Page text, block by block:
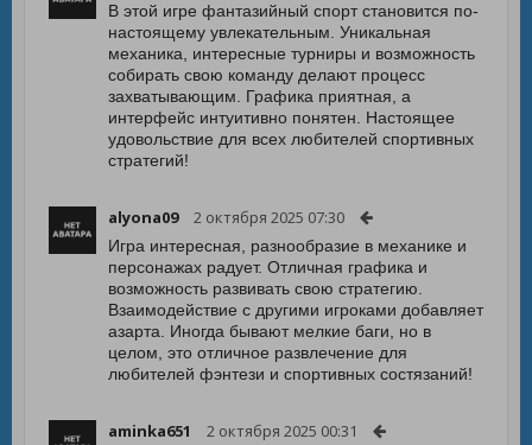
В этой игре фантазийный спорт становится по-
настоящему увлекательным. Уникальная
механика, интересные турниры и возможность
собирать свою команду делают процесс
захватывающим. Графика приятная, а
интерфейс интуитивно понятен. Настоящее
удовольствие для всех любителей спортивных
стратегий!
alyona09 2 октября 2025 07:30
Игра интересная, разнообразие в механике и
персонажах радует. Отличная графика и
возможность развивать свою стратегию.
Взаимодействие с другими игроками добавляет
азарта. Иногда бывают мелкие баги, но в
целом, это отличное развлечение для
любителей фэнтези и спортивных состязаний!
aminka651 2 октября 2025 00:31